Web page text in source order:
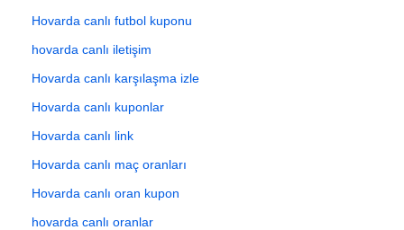
Hovarda canlı futbol kuponu
hovarda canlı iletişim
Hovarda canlı karşılaşma izle
Hovarda canlı kuponlar
Hovarda canlı link
Hovarda canlı maç oranları
Hovarda canlı oran kupon
hovarda canlı oranlar